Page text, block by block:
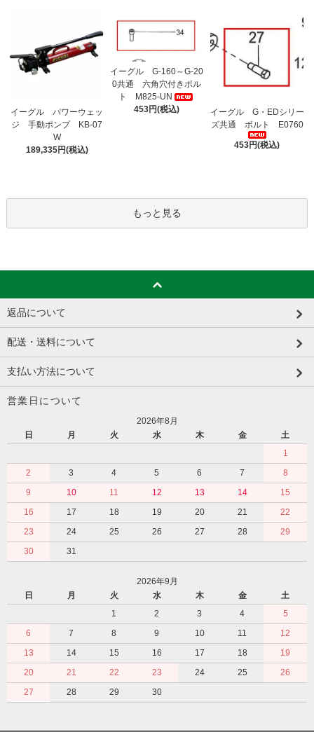
イーグル パワーウェッ
ジ 手動ポンプ KB-07
W
189,335円(税込)
イーグル G-160～G-20
0共通 六角穴付きボル
ト M825-UN
453円(税込)
イーグル G・EDシリー
ズ共通 ボルト E0760
453円(税込)
もっと見る
返品について
配送・送料について
支払い方法について
営業日について
2026年8月
日
月 火 水 木 金
土
1
2
3 4 5 6 7
8
9
10 11 12 13 14
15
16
17 18 19 20 21
22
23
24 25 26 27 28
29
30
31
2026年9月
日
月 火 水 木 金
土
1
2 3 4
5
6
7 8 9 10 11
12
13
14 15 16 17 18
19
20
21 22 23 24 25
26
27
28 29 30